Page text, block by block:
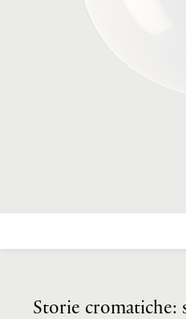
▼ Scheda prodotto
▼ Dati Fotometrici
Storie cromatiche: